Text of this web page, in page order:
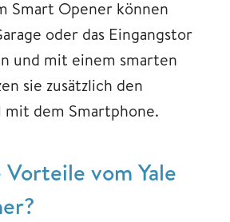
Smart Opener können
oder das Eingangstor
und mit einem smarten
sie zusätzlich den
mit dem Smartphone.
Vorteile vom Yale